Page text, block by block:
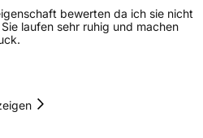
bewerten da ich sie nicht
laufen sehr ruhig und machen